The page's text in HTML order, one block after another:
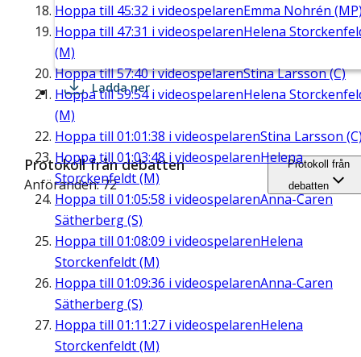
Hoppa till 45:32 i videospelarenEmma Nohrén
Hoppa till 47:31 i videospelarenHelena
(M)
Hoppa till57:40i videospelarenStina Larsson (C)
Hoppa till59:54i videospelarenHelena
(M)
Hoppa till 01:01:38 i videospelarenStina Larsson
Hoppa till 01:03:48 i videospelarenHelena
Storckenfeldt (M)
Hoppa till 01:05:58 i videospelarenAnna-Caren
Sätherberg (S)
Hoppa till 01:08:09 i videospelarenHelena
Storckenfeldt (M)
Hoppa till 01:09:36 i videospelarenAnna-Caren
Sätherberg (S)
Hoppa till 01:11:27 i videospelarenHelena
Storckenfeldt (M)
Ladda ner
Protokoll från debatten
Anföranden: 72
Protokoll från
debatten